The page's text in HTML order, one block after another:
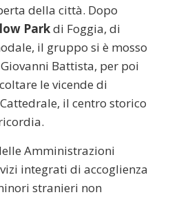
della città. Dopo
Parkdi Foggia, di
il gruppo si è mosso
Battista, per poi
le vicende di
il centro storico
Amministrazioni
integrati di accoglienza
stranieri non